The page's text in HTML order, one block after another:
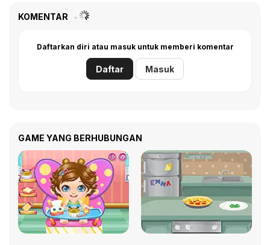
KOMENTAR
Daftarkan diri atau masuk untuk memberi komentar
Daftar Masuk
GAME YANG BERHUBUNGAN